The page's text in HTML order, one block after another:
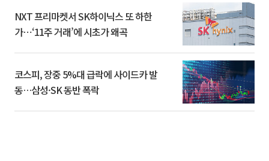
NXT 프리마켓서 SK하이닉스 또 하한
가⋯‘11주 거래’에 시초가 왜곡
코스피, 장중 5%대 급락에 사이드카 발
동…삼성·SK 동반 폭락